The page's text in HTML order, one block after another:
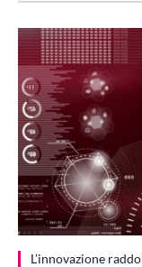
L’innovazione